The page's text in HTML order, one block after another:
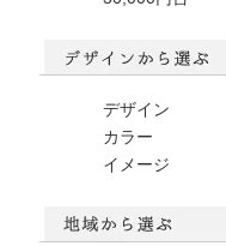
デザイン
カラー
イメージ